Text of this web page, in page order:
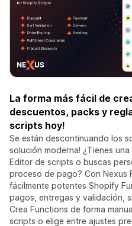
La forma más fácil de
descuentos, packs y
scripts hoy!
Se están descontinuando los
solución moderna! ¿Tienes
Editor de scripts o buscas
proceso de pago? Con Nexus
fácilmente potentes Shopify
pagos, entregas y validación,
Crea Functions de forma
scripts o elige entre ajustes